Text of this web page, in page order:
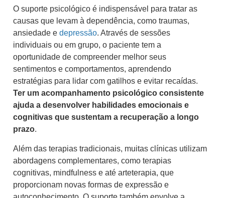
O suporte psicológico é indispensável para tratar as
causas que levam à dependência, como traumas,
ansiedade e depressão. Através de sessões
individuais ou em grupo, o paciente tem a
oportunidade de compreender melhor seus
sentimentos e comportamentos, aprendendo
estratégias para lidar com gatilhos e evitar recaídas.
Ter um acompanhamento psicológico consistente
ajuda a desenvolver habilidades emocionais e
cognitivas que sustentam a recuperação a longo
prazo.
Além das terapias tradicionais, muitas clínicas utilizam
abordagens complementares, como terapias
cognitivas, mindfulness e até arteterapia, que
proporcionam novas formas de expressão e